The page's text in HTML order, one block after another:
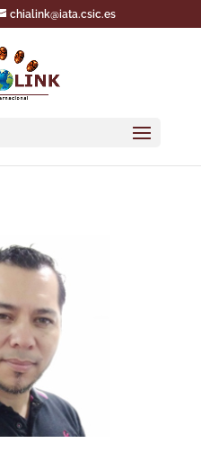
chialink@iata.csic.es